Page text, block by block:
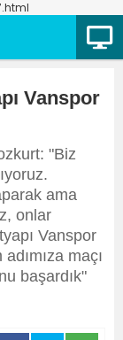
Vanspor
"Biz
ama
onlar
Vanspor
maçı
başardık"